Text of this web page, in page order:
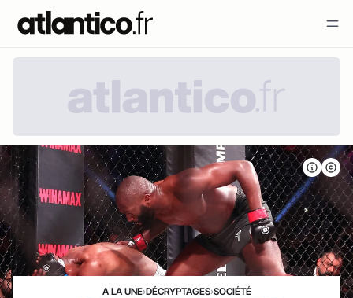
A LA UNE›DÉCRYPTAGES›SOCIÉTÉ